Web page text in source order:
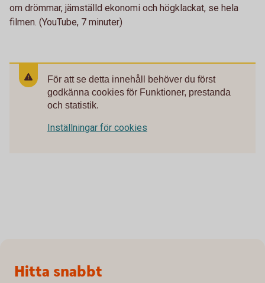
om drömmar, jämställd ekonomi och högklackat, se hela
filmen. (YouTube, 7 minuter)
För att se detta innehåll behöver du först
godkänna cookies för Funktioner, prestanda
och statistik.
Inställningar för cookies
Sidfot
Hitta snabbt